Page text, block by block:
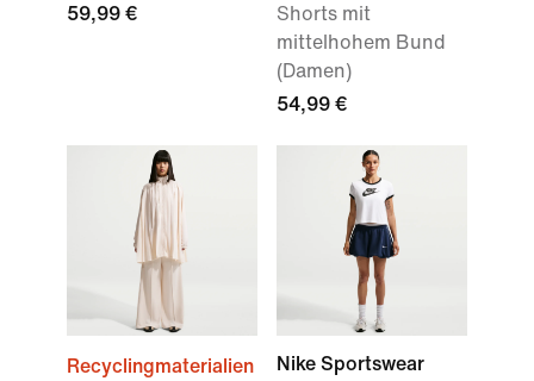
59,99 €
Shorts mit
mittelhohem Bund
(Damen)
54,99 €
Recyclingmaterialien
Nike Sportswear